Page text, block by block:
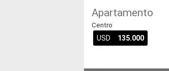
Apartamento
Centro
USD 135.000